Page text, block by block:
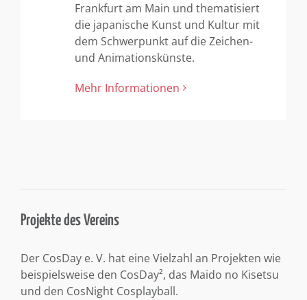
Frankfurt am Main und thematisiert
die japanische Kunst und Kultur mit
dem Schwerpunkt auf die Zeichen-
und Animationskünste.
Mehr Informationen
Projekte des Vereins
Der CosDay e. V. hat eine Vielzahl an Projekten wie
beispielsweise den CosDay², das Maido no Kisetsu
und den CosNight Cosplayball.